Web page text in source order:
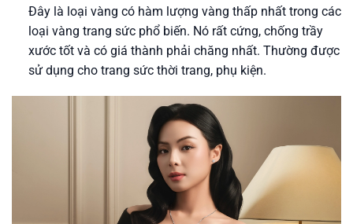
Đây là loại vàng có hàm lượng vàng thấp nhất trong các
loại vàng trang sức phổ biến. Nó rất cứng, chống trầy
xước tốt và có giá thành phải chăng nhất. Thường được
sử dụng cho trang sức thời trang, phụ kiện.